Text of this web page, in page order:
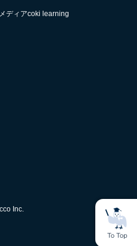
ディアcoki learning
Inc.